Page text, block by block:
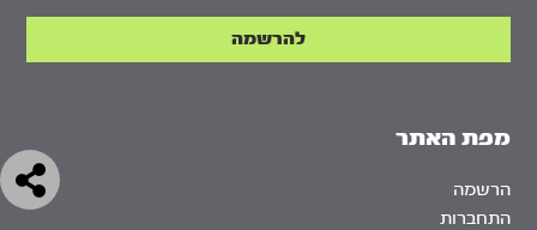
מפת האתר
הרשמה
התחברות